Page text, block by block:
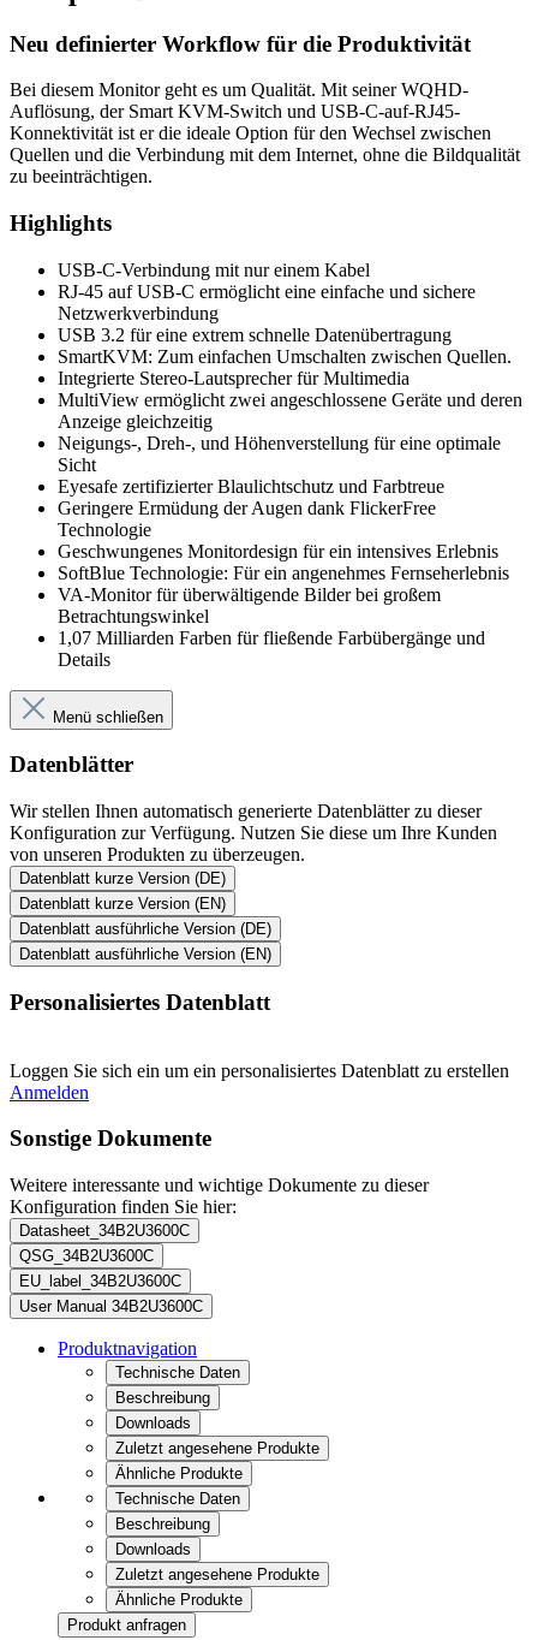
Neu definierter Workflow für die Produktivität
Bei diesem Monitor geht es um Qualität. Mit seiner WQHD-
Auflösung, der Smart KVM-Switch und USB-C-auf-RJ45-
Konnektivität ist er die ideale Option für den Wechsel zwischen
Quellen und die Verbindung mit dem Internet, ohne die Bildqualität
zu beeinträchtigen.
Highlights
USB-C-Verbindung mit nur einem Kabel
RJ-45 auf USB-C ermöglicht eine einfache und sichere
Netzwerkverbindung
USB 3.2 für eine extrem schnelle Datenübertragung
SmartKVM: Zum einfachen Umschalten zwischen Quellen.
Integrierte Stereo-Lautsprecher für Multimedia
MultiView ermöglicht zwei angeschlossene Geräte und deren
Anzeige gleichzeitig
Neigungs-, Dreh-, und Höhenverstellung für eine optimale
Sicht
Eyesafe zertifizierter Blaulichtschutz und Farbtreue
Geringere Ermüdung der Augen dank FlickerFree
Technologie
Geschwungenes Monitordesign für ein intensives Erlebnis
SoftBlue Technologie: Für ein angenehmes Fernseherlebnis
VA-Monitor für überwältigende Bilder bei großem
Betrachtungswinkel
1,07 Milliarden Farben für fließende Farbübergänge und
Details
Menü schließen
Datenblätter
Wir stellen Ihnen automatisch generierte Datenblätter zu dieser
Konfiguration zur Verfügung. Nutzen Sie diese um Ihre Kunden
von unseren Produkten zu überzeugen.
Datenblatt kurze Version (DE)
Datenblatt kurze Version (EN)
Datenblatt ausführliche Version (DE)
Datenblatt ausführliche Version (EN)
Personalisiertes Datenblatt
Loggen Sie sich ein um ein personalisiertes Datenblatt zu erstellen
Anmelden
Sonstige Dokumente
Weitere interessante und wichtige Dokumente zu dieser
Konfiguration finden Sie hier:
Datasheet_34B2U3600C
QSG_34B2U3600C
EU_label_34B2U3600C
User Manual 34B2U3600C
Produktnavigation
Technische Daten
Beschreibung
Downloads
Zuletzt angesehene Produkte
Ähnliche Produkte
Technische Daten
Beschreibung
Downloads
Zuletzt angesehene Produkte
Ähnliche Produkte
Produkt anfragen